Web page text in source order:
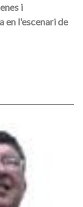
i
en l'escenari de